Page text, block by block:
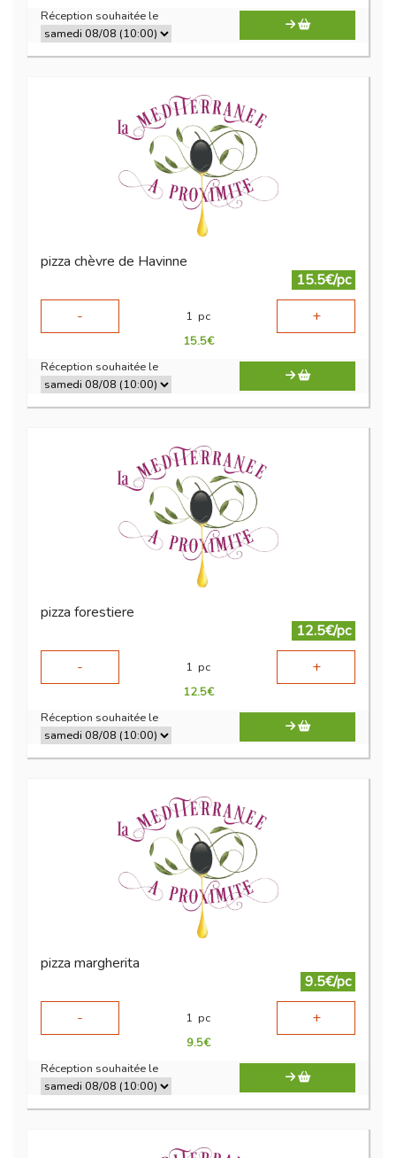
Réception souhaitée le
pizza chèvre de Havinne
15.5€/pc
-
1 pc +
15.5€
Réception souhaitée le
pizza forestiere
12.5€/pc
-
1 pc +
12.5€
Réception souhaitée le
pizza margherita
9.5€/pc
-
1 pc +
9.5€
Réception souhaitée le